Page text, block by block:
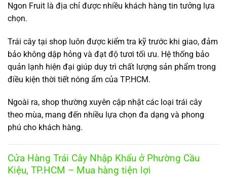
Ngon Fruit là địa chỉ được nhiều khách hàng tin tưởng lựa
chọn.
Trái cây tại shop luôn được kiểm tra kỹ trước khi giao, đảm
bảo không dập hỏng và đạt độ tươi tối ưu. Hệ thống bảo
quản lạnh hiện đại giúp duy trì chất lượng sản phẩm trong
điều kiện thời tiết nóng ẩm của TP.HCM.
Ngoài ra, shop thường xuyên cập nhật các loại trái cây
theo mùa, mang đến nhiều lựa chọn đa dạng và phong
phú cho khách hàng.
Cửa Hàng Trái Cây Nhập Khẩu ở Phường Cầu
Kiệu, TP.HCM – Mua hàng tiện lợi